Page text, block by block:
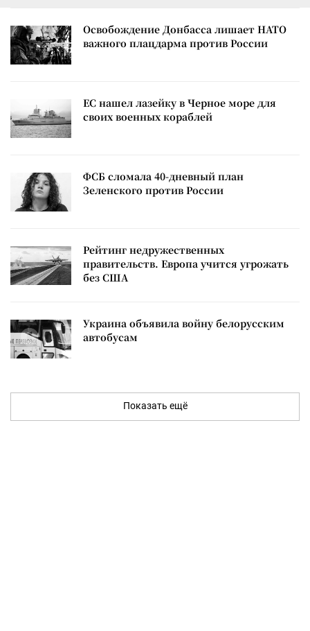
Освобождение Донбасса лишает НАТО
важного плацдарма против России
ЕС нашел лазейку в Черное море для
своих военных кораблей
ФСБ сломала 40-дневный план
Зеленского против России
Рейтинг недружественных
правительств. Европа учится угрожать
без США
Украина объявила войну белорусским
автобусам
Показать ещё